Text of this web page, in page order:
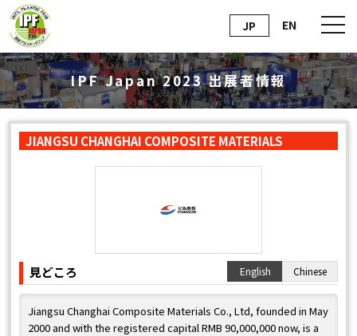
JP EN
IPF Japan 2023 出展者情報
JIANGSU CHANGHAI COMPOSITE MATERIALS
見どころ English Chinese
Jiangsu Changhai Composite Materials Co., Ltd, founded in May
2000 and with the registered capital RMB 90,000,000 now, is a